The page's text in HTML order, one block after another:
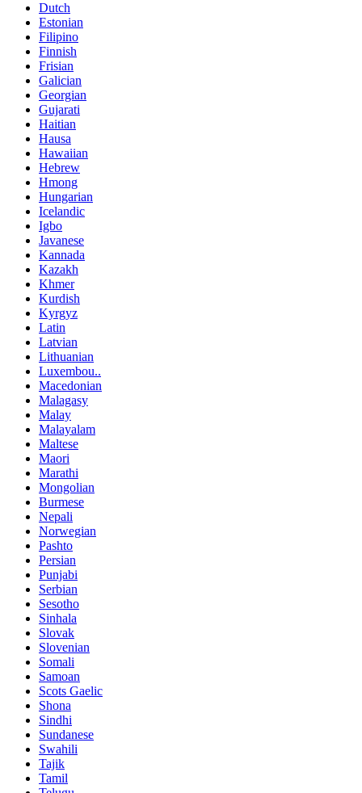
Dutch
Estonian
Filipino
Finnish
Frisian
Galician
Georgian
Gujarati
Haitian
Hausa
Hawaiian
Hebrew
Hmong
Hungarian
Icelandic
Igbo
Javanese
Kannada
Kazakh
Khmer
Kurdish
Kyrgyz
Latin
Latvian
Lithuanian
Luxembou..
Macedonian
Malagasy
Malay
Malayalam
Maltese
Maori
Marathi
Mongolian
Burmese
Nepali
Norwegian
Pashto
Persian
Punjabi
Serbian
Sesotho
Sinhala
Slovak
Slovenian
Somali
Samoan
Scots Gaelic
Shona
Sindhi
Sundanese
Swahili
Tajik
Tamil